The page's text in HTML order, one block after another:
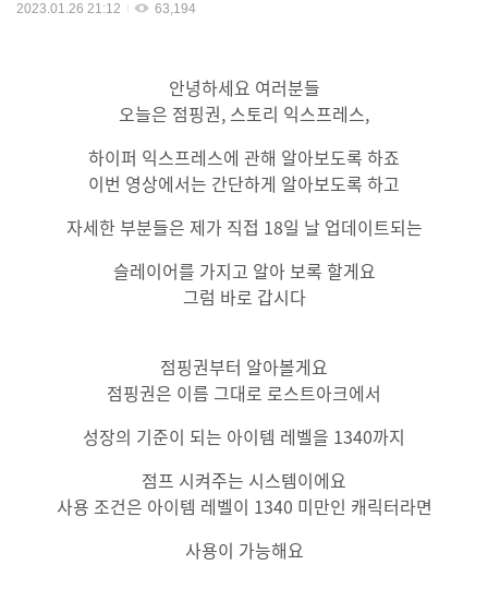
2023.01.26 21:12 63,194
안녕하세요 여러분들
오늘은 점핑권, 스토리 익스프레스,
하이퍼 익스프레스에 관해 알아보도록 하죠
이번 영상에서는 간단하게 알아보도록 하고
자세한 부분들은 제가 직접 18일 날 업데이트되는
슬레이어를 가지고 알아 보록 할게요
그럼 바로 갑시다
점핑권부터 알아볼게요
점핑권은 이름 그대로 로스트아크에서
성장의 기준이 되는 아이템 레벨을 1340까지
점프 시켜주는 시스템이에요
사용 조건은 아이템 레벨이 1340 미만인 캐릭터라면
사용이 가능해요